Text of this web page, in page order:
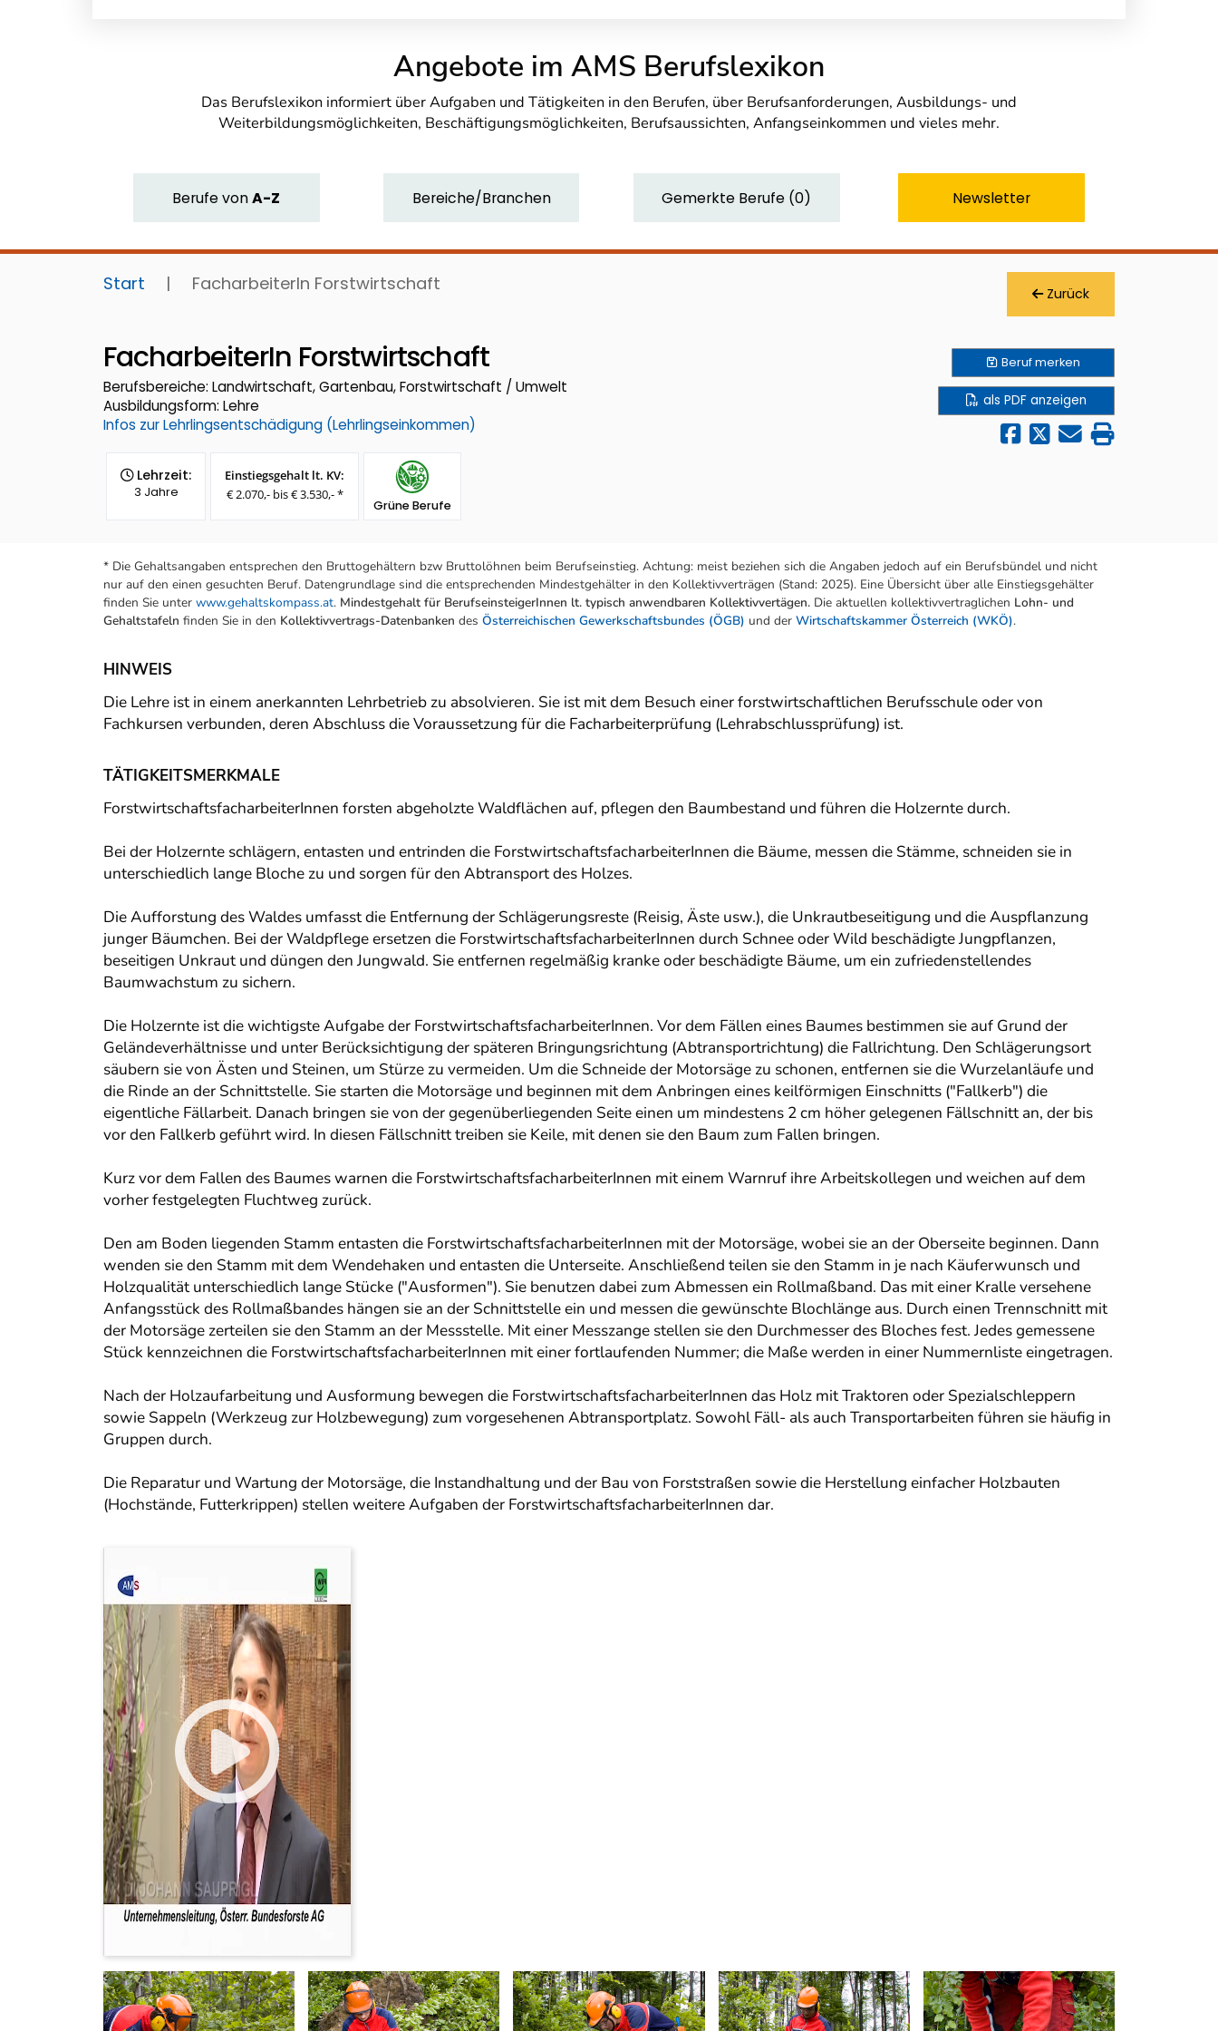
Angebote im AMS Berufslexikon
Das Berufslexikon informiert über Aufgaben und Tätigkeiten in den Berufen, über Berufsanforderungen, Ausbildungs- und
Weiterbildungsmöglichkeiten, Beschäftigungsmöglichkeiten, Berufsaussichten, Anfangseinkommen und vieles mehr.
BerufevonA-Z Bereiche/Branchen Gemerkte Berufe (0) Newsletter
Start | FacharbeiterIn Forstwirtschaft Zurück
FacharbeiterIn Forstwirtschaft
Berufsbereiche: Landwirtschaft, Gartenbau, Forstwirtschaft / Umwelt
Ausbildungsform: Lehre
Infos zur Lehrlingsentschädigung (Lehrlingseinkommen)
Lehrzeit:
3 Jahre
Einstiegsgehalt lt. KV:
€ 2.070,- bis € 3.530,- *
Grüne Berufe
Berufmerken
als PDF anzeigen
* Die Gehaltsangaben entsprechen den Bruttogehältern bzw Bruttolöhnen beim Berufseinstieg. Achtung: meist beziehen sich die Angaben jedoch auf ein Berufsbündel und nicht
nur auf den einen gesuchten Beruf. Datengrundlage sind die entsprechenden Mindestgehälter in den Kollektivverträgen (Stand: 2025). Eine Übersicht über alle Einstiegsgehälter
finden Sie unter www.gehaltskompass.at. Mindestgehalt für BerufseinsteigerInnen lt. typisch anwendbaren Kollektivvertägen. Die aktuellen kollektivvertraglichen Lohn- und
Gehaltstafeln finden Sie in den Kollektivvertrags-Datenbanken des Österreichischen Gewerkschaftsbundes (ÖGB) und der Wirtschaftskammer Österreich (WKÖ).
HINWEIS
Die Lehre ist in einem anerkannten Lehrbetrieb zu absolvieren. Sie ist mit dem Besuch einer forstwirtschaftlichen Berufsschule oder von
Fachkursen verbunden, deren Abschluss die Voraussetzung für die Facharbeiterprüfung (Lehrabschlussprüfung) ist.
TÄTIGKEITSMERKMALE
ForstwirtschaftsfacharbeiterInnen forsten abgeholzte Waldflächen auf, pflegen den Baumbestand und führen die Holzernte durch.
Bei der Holzernte schlägern, entasten und entrinden die ForstwirtschaftsfacharbeiterInnen die Bäume, messen die Stämme, schneiden sie in
unterschiedlich lange Bloche zu und sorgen für den Abtransport des Holzes.
Die Aufforstung des Waldes umfasst die Entfernung der Schlägerungsreste (Reisig, Äste usw.), die Unkrautbeseitigung und die Auspflanzung
junger Bäumchen. Bei der Waldpflege ersetzen die ForstwirtschaftsfacharbeiterInnen durch Schnee oder Wild beschädigte Jungpflanzen,
beseitigen Unkraut und düngen den Jungwald. Sie entfernen regelmäßig kranke oder beschädigte Bäume, um ein zufriedenstellendes
Baumwachstum zu sichern.
Die Holzernte ist die wichtigste Aufgabe der ForstwirtschaftsfacharbeiterInnen. Vor dem Fällen eines Baumes bestimmen sie auf Grund der
Geländeverhältnisse und unter Berücksichtigung der späteren Bringungsrichtung (Abtransportrichtung) die Fallrichtung. Den Schlägerungsort
säubern sie von Ästen und Steinen, um Stürze zu vermeiden. Um die Schneide der Motorsäge zu schonen, entfernen sie die Wurzelanläufe und
die Rinde an der Schnittstelle. Sie starten die Motorsäge und beginnen mit dem Anbringen eines keilförmigen Einschnitts ("Fallkerb") die
eigentliche Fällarbeit. Danach bringen sie von der gegenüberliegenden Seite einen um mindestens 2 cm höher gelegenen Fällschnitt an, der bis
vor den Fallkerb geführt wird. In diesen Fällschnitt treiben sie Keile, mit denen sie den Baum zum Fallen bringen.
Kurz vor dem Fallen des Baumes warnen die ForstwirtschaftsfacharbeiterInnen mit einem Warnruf ihre Arbeitskollegen und weichen auf dem
vorher festgelegten Fluchtweg zurück.
Den am Boden liegenden Stamm entasten die ForstwirtschaftsfacharbeiterInnen mit der Motorsäge, wobei sie an der Oberseite beginnen. Dann
wenden sie den Stamm mit dem Wendehaken und entasten die Unterseite. Anschließend teilen sie den Stamm in je nach Käuferwunsch und
Holzqualität unterschiedlich lange Stücke ("Ausformen"). Sie benutzen dabei zum Abmessen ein Rollmaßband. Das mit einer Kralle versehene
Anfangsstück des Rollmaßbandes hängen sie an der Schnittstelle ein und messen die gewünschte Blochlänge aus. Durch einen Trennschnitt mit
der Motorsäge zerteilen sie den Stamm an der Messstelle. Mit einer Messzange stellen sie den Durchmesser des Bloches fest. Jedes gemessene
Stück kennzeichnen die ForstwirtschaftsfacharbeiterInnen mit einer fortlaufenden Nummer; die Maße werden in einer Nummernliste eingetragen.
Nach der Holzaufarbeitung und Ausformung bewegen die ForstwirtschaftsfacharbeiterInnen das Holz mit Traktoren oder Spezialschleppern
sowie Sappeln (Werkzeug zur Holzbewegung) zum vorgesehenen Abtransportplatz. Sowohl Fäll- als auch Transportarbeiten führen sie häufig in
Gruppen durch.
Die Reparatur und Wartung der Motorsäge, die Instandhaltung und der Bau von Forststraßen sowie die Herstellung einfacher Holzbauten
(Hochstände, Futterkrippen) stellen weitere Aufgaben der ForstwirtschaftsfacharbeiterInnen dar.